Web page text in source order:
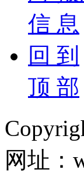
信 息
回 到
顶 部
网址：